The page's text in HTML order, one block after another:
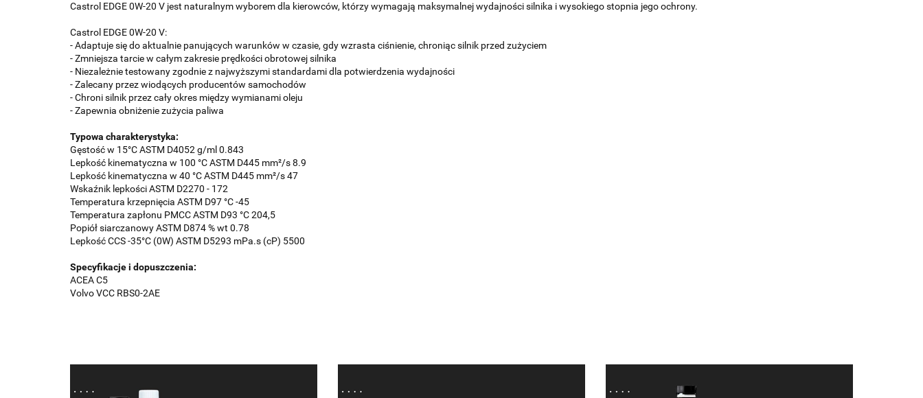
Castrol EDGE 0W-20 V jest naturalnym wyborem dla kierowców, którzy wymagają maksymalnej wydajności silnika i wysokiego stopnia jego ochrony.
Castrol EDGE 0W-20 V:
- Adaptuje się do aktualnie panujących warunków w czasie, gdy wzrasta ciśnienie, chroniąc silnik przed zużyciem
- Zmniejsza tarcie w całym zakresie prędkości obrotowej silnika
- Niezależnie testowany zgodnie z najwyższymi standardami dla potwierdzenia wydajności
- Zalecany przez wiodących producentów samochodów
- Chroni silnik przez cały okres między wymianami oleju
- Zapewnia obniżenie zużycia paliwa
Typowa charakterystyka:
Gęstość w 15°C ASTM D4052 g/ml 0.843
Lepkość kinematyczna w 100 °C ASTM D445 mm²/s 8.9
Lepkość kinematyczna w 40 °C ASTM D445 mm²/s 47
Wskaźnik lepkości ASTM D2270 - 172
Temperatura krzepnięcia ASTM D97 °C -45
Temperatura zapłonu PMCC ASTM D93 °C 204,5
Popiół siarczanowy ASTM D874 % wt 0.78
Lepkość CCS -35°C (0W) ASTM D5293 mPa.s (cP) 5500
Specyfikacje i dopuszczenia:
ACEA C5
Volvo VCC RBS0-2AE